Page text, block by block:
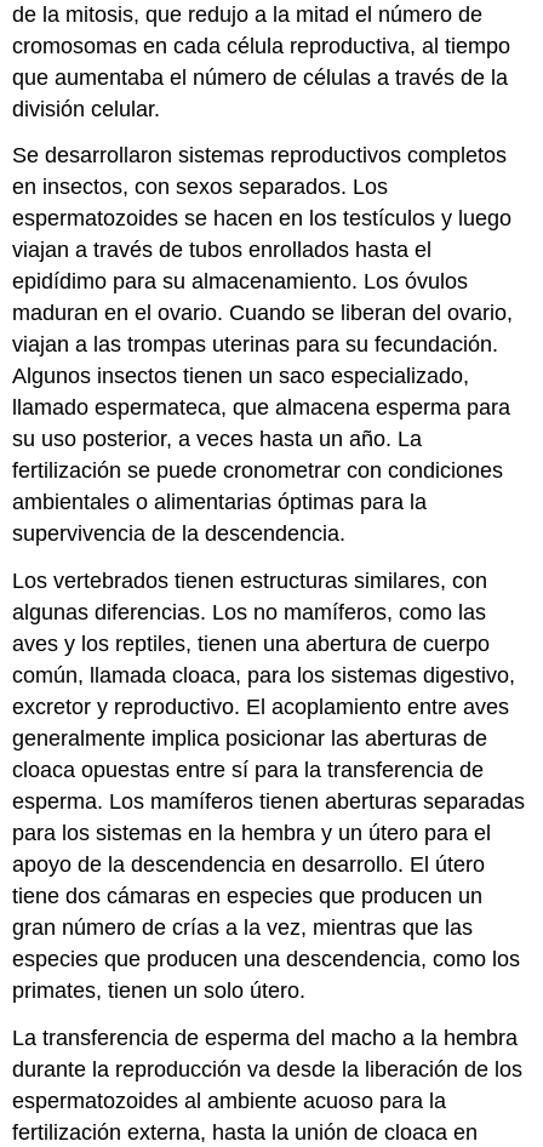
de la mitosis, que redujo a la mitad el número de
cromosomas en cada célula reproductiva, al tiempo
que aumentaba el número de células a través de la
división celular.
Se desarrollaron sistemas reproductivos completos
en insectos, con sexos separados. Los
espermatozoides se hacen en los testículos y luego
viajan a través de tubos enrollados hasta el
epidídimo para su almacenamiento. Los óvulos
maduran en el ovario. Cuando se liberan del ovario,
viajan a las trompas uterinas para su fecundación.
Algunos insectos tienen un saco especializado,
llamadoespermateca, que almacena esperma para
su uso posterior, a veces hasta un año. La
fertilización se puede cronometrar con condiciones
ambientales o alimentarias óptimas para la
supervivencia de la descendencia.
Los vertebrados tienen estructuras similares, con
algunas diferencias. Los no mamíferos, como las
aves y los reptiles, tienen una abertura de cuerpo
común, llamadacloaca, para los sistemas digestivo,
excretor y reproductivo. El acoplamiento entre aves
generalmente implica posicionar las aberturas de
cloaca opuestas entre sí para la transferencia de
esperma. Los mamíferos tienen aberturas separadas
para los sistemas en la hembra y un útero para el
apoyo de la descendencia en desarrollo. El útero
tiene dos cámaras en especies que producen un
gran número de crías a la vez, mientras que las
especies que producen una descendencia, como los
primates, tienen un solo útero.
La transferencia de esperma del macho a la hembra
durante la reproducción va desde la liberación de los
espermatozoides al ambiente acuoso para la
fertilización externa, hasta la unión de cloaca en